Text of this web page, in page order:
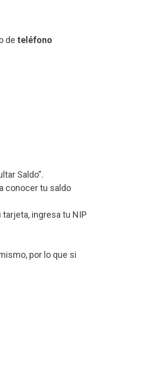
de teléfono
Saldo”.
conocer tu saldo
ingresa tu NIP
por lo que si